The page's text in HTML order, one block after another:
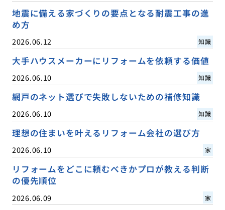
地震に備える家づくりの要点となる耐震工事の進
め方
2026.06.12 知識
大手ハウスメーカーにリフォームを依頼する価値
2026.06.10 知識
網戸のネット選びで失敗しないための補修知識
2026.06.10 知識
理想の住まいを叶えるリフォーム会社の選び方
2026.06.10 家
リフォームをどこに頼むべきかプロが教える判断
の優先順位
2026.06.09 家